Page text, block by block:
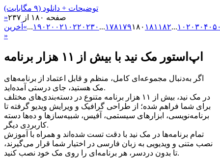
توضیحات + دانلود (۹ مگابایت)
صفحه ۱۸۰ از ۲۳۷
«
۱۰۲۰۳۰۴۰ ... ۱۷۸۱۷۹۱۸۰ ۱۸۱ ۱۸۲ ... ۱۹۰۲۰۰۲۱۰۲۲۰۲۳۰ ...
» آخرین
»
اپ‌استور مک نید با بیش از ۱۱ هزار برنامه
اگر به‌دنبال مجموعه‌ای کامل، منظم و قابل اعتماد از برنامه‌های
مک هستید، جای درستی آمده‌اید.
در مک نید، بیش از ۱۱ هزار برنامه متنوع در دسته‌بندی‌های مختلف
برای شما فراهم شده؛ از طراحی گرافیک و ویرایش ویدیو گرفته تا
برنامه‌نویسی، ابزارهای سیستمی، آفیس، شبیه‌سازها و ده‌ها دسته
کاربردی دیگر.
تمام برنامه‌ها در مک نید با دقت تست شده‌اند و همراه با آموزش
نصب متنی و ویدیویی به زبان فارسی در اختیار شما قرار می‌گیرند،
تا بدون دردسر، هر برنامه‌ای را روی مک خود نصب کنید.